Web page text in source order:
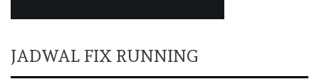
JADWAL FIX RUNNING